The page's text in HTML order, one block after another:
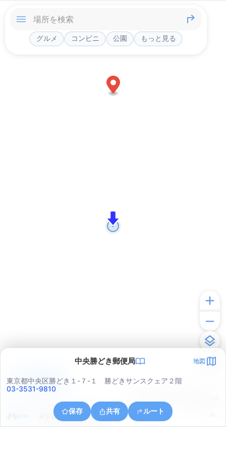
グルメ コンビニ 公園 もっと見る
中央勝どき郵便局 地図
東京都中央区勝どき１-７-１ 勝どきサンスクェア２階
03-3531-9810
保存 共有 ルート
東京都中央区晴海５丁目４
アプリで見る